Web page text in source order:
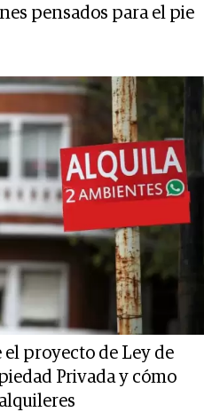
pensados para el pie
proyecto de Ley de
Privada y cómo